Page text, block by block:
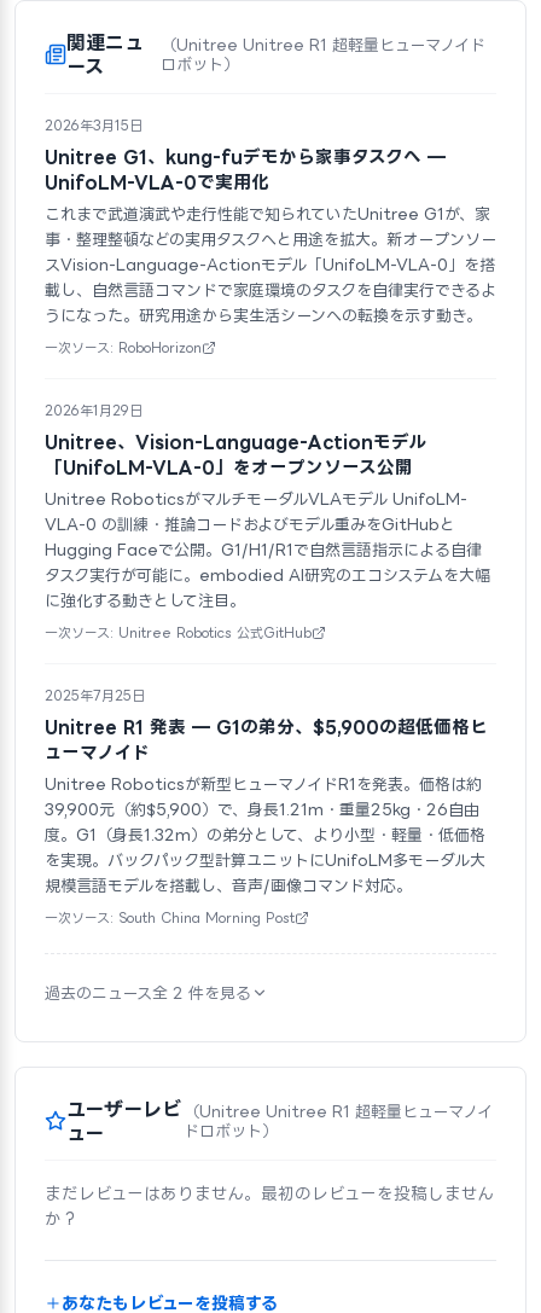
関連ニュ
ース
（Unitree Unitree R1 超軽量ヒューマノイド
ロボット）
2026年3月15日
Unitree G1、kung-fuデモから家事タスクへ —
UnifoLM-VLA-0で実用化
これまで武道演武や走行性能で知られていたUnitree G1が、家
事・整理整頓などの実用タスクへと用途を拡大。新オープンソー
スVision-Language-Actionモデル「UnifoLM-VLA-0」を搭
載し、自然言語コマンドで家庭環境のタスクを自律実行できるよ
うになった。研究用途から実生活シーンへの転換を示す動き。
一次ソース: RoboHorizon
2026年1月29日
Unitree、Vision-Language-Actionモデル
「UnifoLM-VLA-0」をオープンソース公開
Unitree RoboticsがマルチモーダルVLAモデル UnifoLM-
VLA-0 の訓練・推論コードおよびモデル重みをGitHubと
Hugging Faceで公開。G1/H1/R1で自然言語指示による自律
タスク実行が可能に。embodied AI研究のエコシステムを大幅
に強化する動きとして注目。
一次ソース: Unitree Robotics 公式GitHub
2025年7月25日
Unitree R1 発表 — G1の弟分、$5,900の超低価格ヒ
ューマノイド
Unitree Roboticsが新型ヒューマノイドR1を発表。価格は約
39,900元（約$5,900）で、身長1.21m・重量25kg・26自由
度。G1（身長1.32m）の弟分として、より小型・軽量・低価格
を実現。バックパック型計算ユニットにUnifoLM多モーダル大
規模言語モデルを搭載し、音声/画像コマンド対応。
一次ソース: South China Morning Post
過去のニュース全 2 件を見る
ユーザーレビ
ュー
（Unitree Unitree R1 超軽量ヒューマノイ
ドロボット）
まだレビューはありません。最初のレビューを投稿しません
か？
あなたもレビューを投稿する